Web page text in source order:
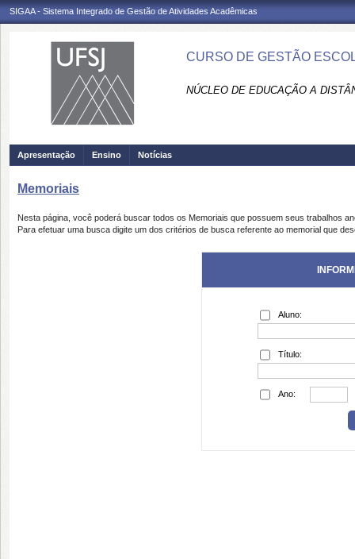
SIGAA - Sistema Integrado de Gestão de Atividades Acadêmicas
CURSO DE GESTÃO
NÚCLEO DE EDUCAÇÃO A
Apresentação Ensino Notícias
Memoriais
Nesta página, você poderá buscar todos os Memoriais que possuem seus trabalhos
Para efetuar uma busca digite um dos critérios de busca referente ao memorial que
Aluno:
Título:
Ano: